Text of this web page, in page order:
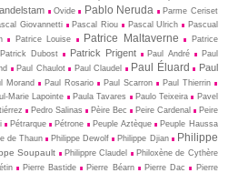
Ovide Pablo Neruda
Parme Ceriset
Giovannetti Pascal Riou Pascal Ulrich
Pascual
Patrice Louise Patrice Maltaverne
Patrice
Patrick Dubost Patrick Prigent Paul André
Paul
Paul Chaulot Paul Claudel Paul Éluard
Paul
Morand Paul Rosario Paul Scarron
Paul Thierrin
Marie Lapointe Paula Tavares Paulo Teixeira
Pavel
Pedro Salinas Pèire Bec Peire Cardenal
Peire
Pétrarque Pétrone Peuple Aztèque
Peuple Haussa
de Thaun Philippe Dewolf Philippe Djian
Philippe
Soupault Philippre Claudel Philoxène de Cythère
Pierre Bastide Pierre Béarn Pierre Dac
Pierre